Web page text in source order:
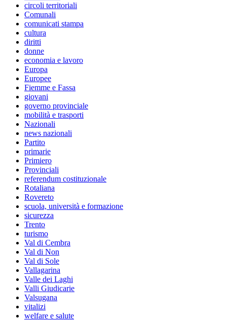
circoli territoriali
Comunali
comunicati stampa
cultura
diritti
donne
economia e lavoro
Europa
Europee
Fiemme e Fassa
giovani
governo provinciale
mobilità e trasporti
Nazionali
news nazionali
Partito
primarie
Primiero
Provinciali
referendum costituzionale
Rotaliana
Rovereto
scuola, università e formazione
sicurezza
Trento
turismo
Val di Cembra
Val di Non
Val di Sole
Vallagarina
Valle dei Laghi
Valli Giudicarie
Valsugana
vitalizi
welfare e salute